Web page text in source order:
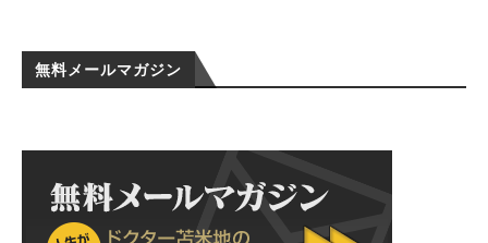
無料メールマガジン